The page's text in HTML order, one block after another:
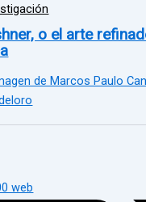
o el arte